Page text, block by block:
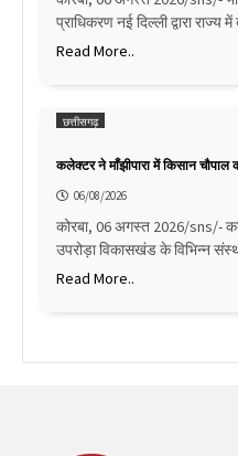
प्राधिकरण नई दिल्ली द्वारा राज्य
Read More..
छत्तीसगढ़
कलेक्टर ने माँझीपारा में किसान चौपाल
06/08/2026
कोरबा, 06 अगस्त 2026/sns/-
उपरोड़ा विकासखंड के विभिन्न
Read More..